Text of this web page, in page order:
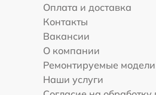
Оплата и доставка
Контакты
Вакансии
О компании
Ремонтируемые модели
Наши услуги